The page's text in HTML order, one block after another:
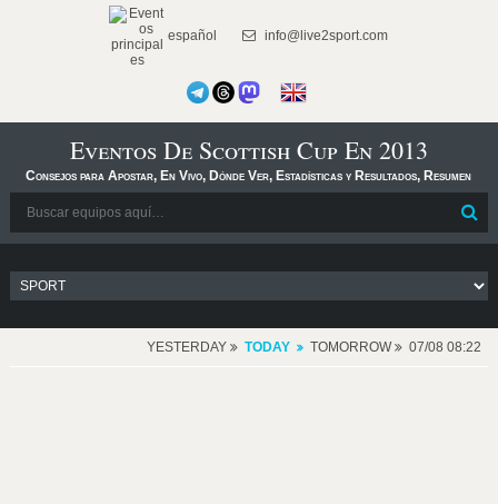
español info@live2sport.com
Eventos De Scottish Cup En 2013
Consejos para Apostar, En Vivo, Dónde Ver, Estadísticas y Resultados, Resumen
YESTERDAY TODAY TOMORROW 07/08 08:22